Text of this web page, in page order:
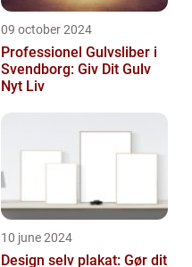
09 october 2024
Professionel Gulvsliber i
Svendborg: Giv Dit Gulv
Nyt Liv
10 june 2024
Design selv plakat: Gør dit